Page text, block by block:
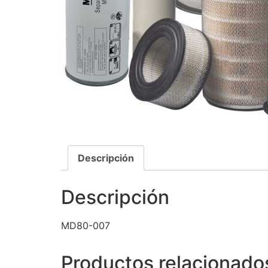
Descripción
Descripción
MD80-007
Productos